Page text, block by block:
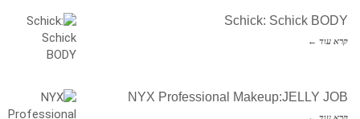
Schick: Schick BODY
קרא עוד ←
NYX Professional Makeup:JELLY JOB
קרא עוד ←